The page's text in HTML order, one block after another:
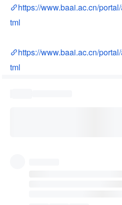
https://www.baai.ac.cn/
tml
https://www.baai.ac.cn/
tml